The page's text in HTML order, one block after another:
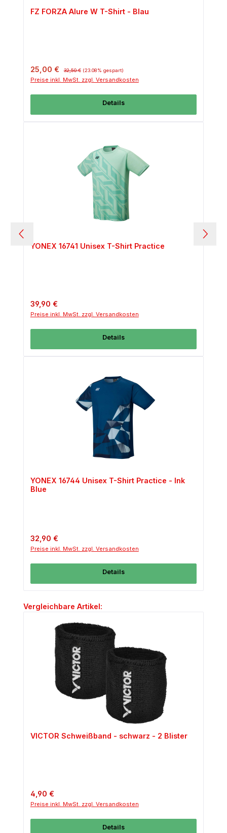
FZ FORZA Alure W T-Shirt - Blau
Verkaufspreis:
25,00 € Regulärer Preis:
32,50 € (23.08% gespart)
Preise inkl. MwSt. zzgl. Versandkosten
Details
YONEX 16741 Unisex T-Shirt Practice
Regulärer Preis:
39,90 €
Preise inkl. MwSt. zzgl. Versandkosten
Details
YONEX 16744 Unisex T-Shirt Practice - Ink
Blue
Regulärer Preis:
32,90 €
Preise inkl. MwSt. zzgl. Versandkosten
Details
Produktgalerie überspringen
Vergleichbare Artikel:
VICTOR Schweißband - schwarz - 2 Blister
Regulärer Preis:
4,90 €
Preise inkl. MwSt. zzgl. Versandkosten
Details